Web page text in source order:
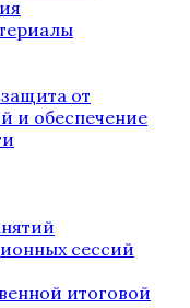
от
и обеспечение
сессий
итоговой